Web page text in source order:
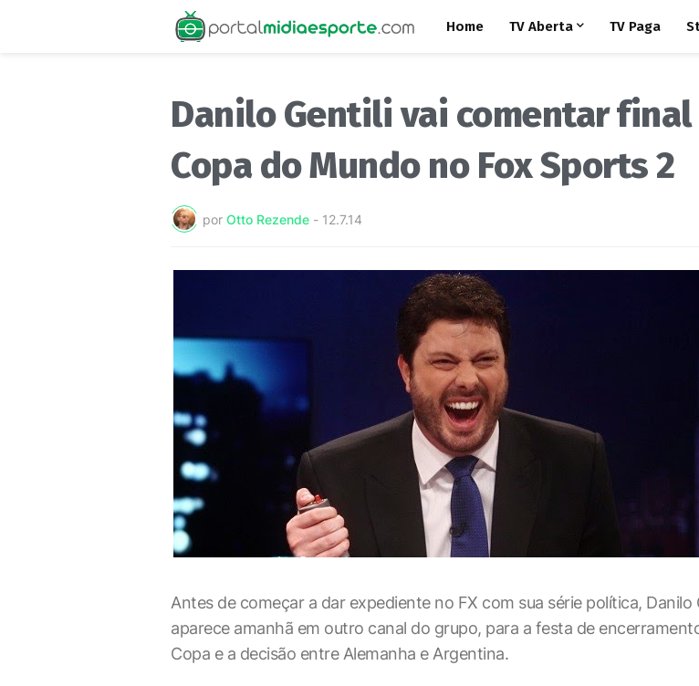
Home TV Aberta TV Paga
Danilo Gentili vai comentar final
Copa do Mundo no Fox Sports 2
por Otto Rezende - 12.7.14
Antes de começar a dar expediente no FX com sua série política, Danilo
aparece amanhã em outro canal do grupo, para a festa de
Copa e a decisão entre Alemanha e Argentina.